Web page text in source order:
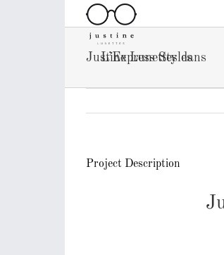
Justine Lunettes dans
L’Express Styles
Project Description